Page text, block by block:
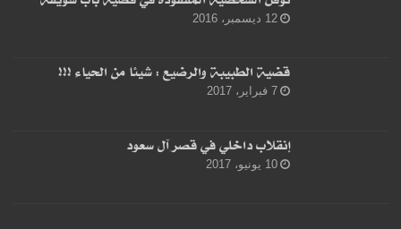
12 ديسمبر، 2016
قضية الطبيبة والرضيع : شيئا من الحياء !!!
7 فبراير، 2017
إنقلاب داخلي في قصر آل سعود
10 يونيو، 2017